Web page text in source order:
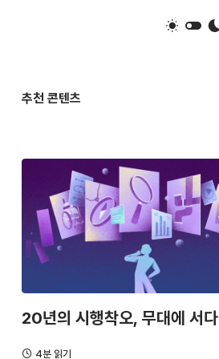
추천 콘텐츠
20년의 시행착오, 무대에 서다
4분 읽기